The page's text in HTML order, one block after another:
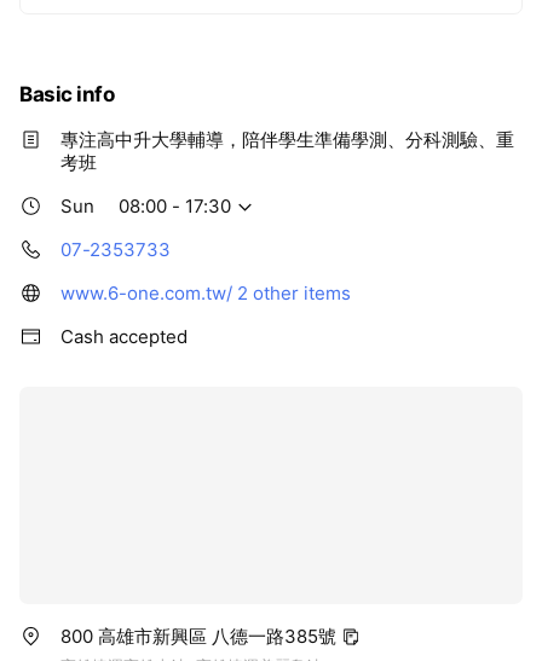
Basic info
專注高中升大學輔導，陪伴學生準備學測、分科測驗、重
考班
Sun
08:00 - 17:30
07-2353733
www.6-one.com.tw/ 2 other items
Cash accepted
800 高雄市新興區 八德一路385號